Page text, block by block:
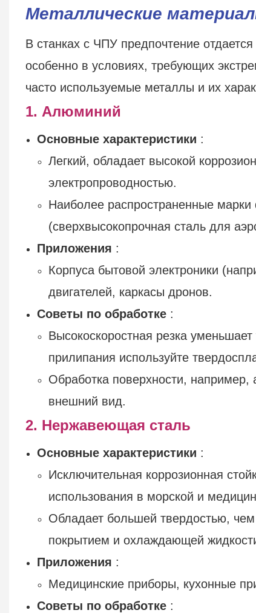
Металлические
В станках с ЧПУ предпочтение
особенно в условиях, требующих
часто используемые металлы и их
1. Алюминий
Основные характеристики :
Легкий, обладает высокой
электропроводностью.
Наиболее распространенные марки
(сверхвысокопрочная сталь для
Приложения :
Корпуса бытовой электроники
двигателей, каркасы дронов.
Советы по обработке :
Высокоскоростная резка
прилипания используйте
Обработка поверхности, например,
внешний вид.
2. Нержавеющая сталь
Основные характеристики :
Исключительная коррозионная
использования в морской и
Обладает большей твердостью,
покрытием и охлаждающей
Приложения :
Медицинские приборы, кухонные
Советы по обработке :